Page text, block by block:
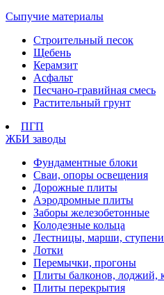
Сыпучие материалы
Строительный песок
Щебень
Керамзит
Асфальт
Песчано-гравийная смесь
Растительный грунт
ПГП
ЖБИ заводы
Фундаментные блоки
Сваи, опоры освещения
Дорожные плиты
Аэродромные плиты
Заборы железобетонные
Колодезные кольца
Лестницы, марши, ступени
Лотки
Перемычки, прогоны
Плиты балконов, лоджий,
Плиты перекрытия